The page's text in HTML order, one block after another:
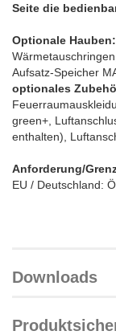
Seite die
Optionale Hauben:
Aufsatz-Speicher
optionales
green+,
enthalten),
Anforderung/
EU / Deutschland:
Downloads